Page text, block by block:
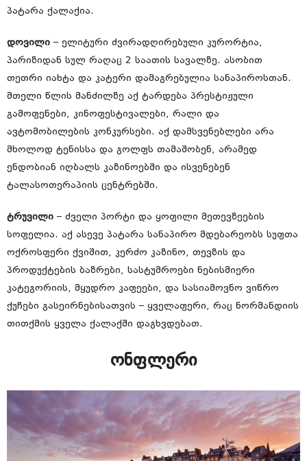
პატარა ქალაქია.
დოვილი – ელიტური ძვირადღირებული კურორტია,
პარიზიდან სულ რაღაც 2 საათის სავალზე. ასობით
თეთრი იახტა და კატერი დამაგრებულია სანაპიროსთან.
მთელი წლის მანძილზე აქ ტარდება პრესტიჟული
გამოფენები, კინოფესტივალები, რალი და
ავტომობილების კონკურსები. აქ დამსვენებლები არა
მხოლოდ ტენისსა და გოლფს თამაშობენ, არამედ
ენდობიან იღბალს კაზინოებში და ისვენებენ
ტალასოთერაპიის ცენტრებში.
ტრუვილი – ძველი პორტი და ყოფილი მეთევზეების
სოფელია. აქ ასევე პატარა სანაპირო მდებარეობს სუფთა
ოქროსფერი ქვიშით, კერძო კაზინო, თევზის და
პროდუქტების ბაზრები, სასტუმროები ნებისმიერი
კატეგორიის, მყუდრო კაფეები, და სასიამოვნო ვიწრო
ქუჩები გასეირნებისათვის – ყველაფერი, რაც ნორმანდიის
თითქმის ყველა ქალაქში დაგხვდებათ.
ონფლერი